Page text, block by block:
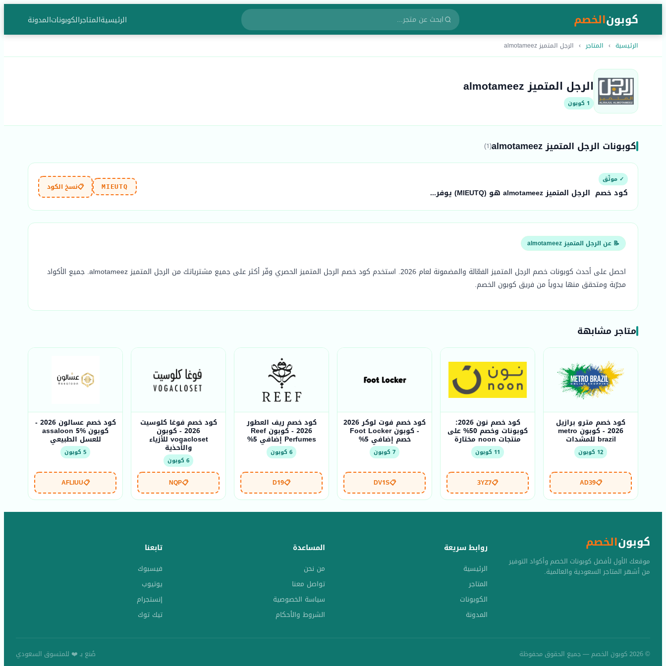
كوبونالخصم الرئيسيةالمتاجرالكوبوناتالمدونة
الرئيسية › المتاجر › الرجل المتميز almotameez
الرجل المتميز almotameez
1 كوبون
كوبونات الرجل المتميز almotameez (1)
✓ موثّق
كود خصم الرجل المتميز almotameez هو (MIEUTQ) يوفر... MIEUTQ
📋نسخ الكود
📝 عن الرجل المتميز almotameez
احصل على أحدث كوبونات خصم الرجل المتميز الفعّالة والمضمونة لعام 2026. استخدم كود خصم الرجل المتميز الحصري وفّر أكثر على جميع مشترياتك من الرجل المتميز almotameez. جميع الأكواد
مجرّبة ومتحقق منها يدوياً من فريق كوبون الخصم.
متاجر مشابهة
كود خصم مترو برازيل
2026 - كوبون metro
brazil للمشدات
12 كوبون
📋
AD39
كود خصم نون 2026:
كوبونات وخصم 50% على
منتجات noon مختارة
11 كوبون
📋
3YZ7
كود خصم فوت لوكر 2026
- كوبون Foot Locker
خصم إضافي 5%
7 كوبون
📋
DV1S
كود خصم ريف العطور
2026 - كوبون Reef
Perfumes إضافي 5%
6 كوبون
📋
D19
كود خصم فوغا كلوسيت
2026 - كوبون
vogacloset للأزياء
والأحذية
6 كوبون
📋
NQP
كود خصم عسالون 2026 -
كوبون assaloon 5%
للعسل الطبيعي
5 كوبون
📋
AFLIUU
كوبونالخصم
موقعك الأول لأفضل كوبونات الخصم وأكواد التوفير
من أشهر المتاجر السعودية والعالمية.
روابط سريعة
الرئيسية
المتاجر
الكوبونات
المدونة
المساعدة
من نحن
تواصل معنا
سياسة الخصوصية
الشروط والأحكام
تابعنا
فيسبوك
يوتيوب
إنستجرام
تيك توك
© 2026 كوبون الخصم — جميع الحقوق محفوظة صُنع بـ ❤️ للمتسوق السعودي